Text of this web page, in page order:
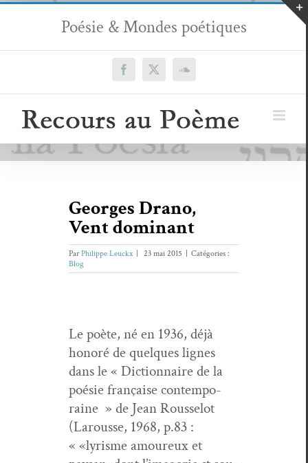
Passer
contenu
Poésie & Mondes poétiques
Facebook
X SoundCloud
Georges Drano,
Vent dominant
ParPhilippe Leuckx 23 mai 2015
Catégories :
Blog
Le poète, né en 1936, déjà
hon­oré de quelques lignes
dans le « Dic­tio­n­naire de la
poésie française con­tem­po­
raine » de Jean Rous­selot
(Larousse, 1968, p.83 :
« «lyrisme amoureux et